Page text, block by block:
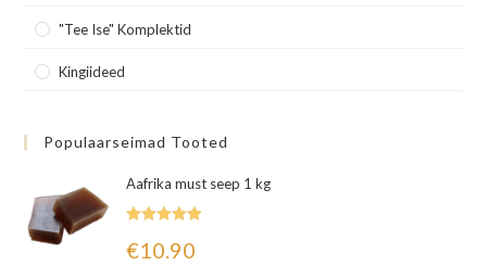
"Tee Ise" Komplektid
Kingiideed
Populaarseimad Tooted
Aafrika must seep 1 kg
5.00/ 5
€10.90